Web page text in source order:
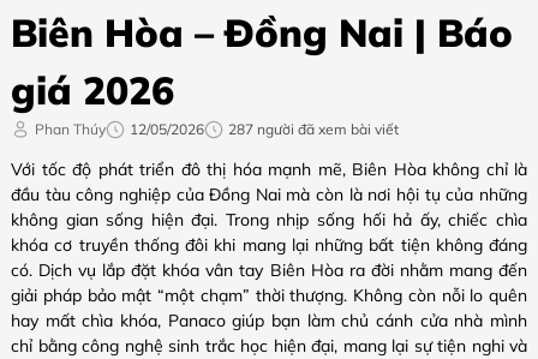
Biên Hòa – Đồng Nai | Báo
giá 2026
Phan Thúy 12/05/2026 287 người đã xem bài viết
Với tốc độ phát triển đô thị hóa mạnh mẽ, Biên Hòa không chỉ là
đầu tàu công nghiệp của Đồng Nai mà còn là nơi hội tụ của những
không gian sống hiện đại. Trong nhịp sống hối hả ấy, chiếc chìa
khóa cơ truyền thống đôi khi mang lại những bất tiện không đáng
có. Dịch vụ lắp đặt khóa vân tay Biên Hòa ra đời nhằm mang đến
giải pháp bảo mật “một chạm” thời thượng. Không còn nỗi lo quên
hay mất chìa khóa, Panaco giúp bạn làm chủ cánh cửa nhà mình
chỉ bằng công nghệ sinh trắc học hiện đại, mang lại sự tiện nghi và